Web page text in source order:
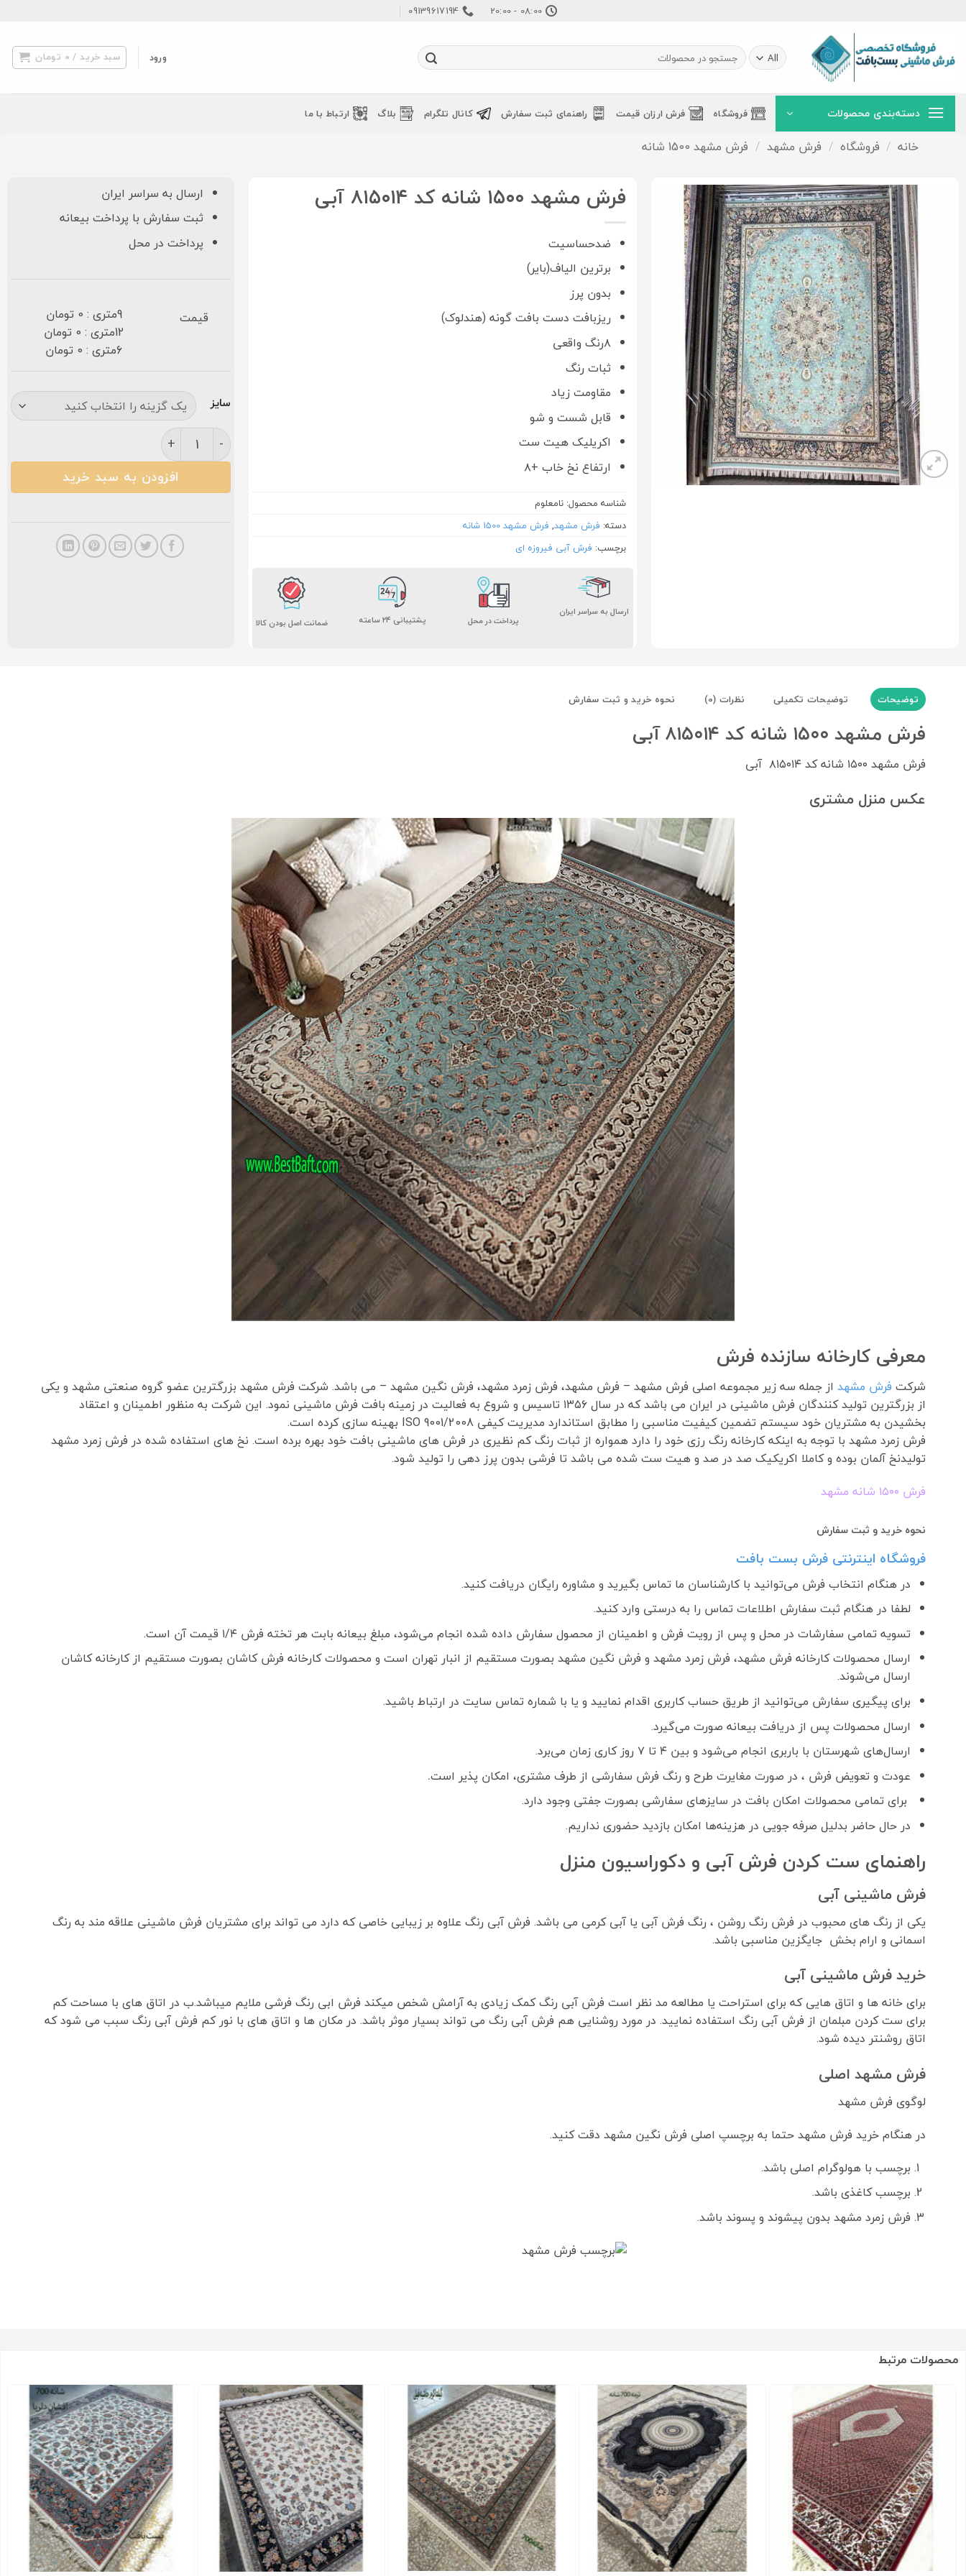
content
08:00 - 20:00
09139617194
جستجو
برای:
ورود سبد خرید / 0 تومان
دسته‌بندی محصولات فروشگاه فرش ارزان قیمت راهنمای ثبت سفارش کانال تلگرام بلاگ ارتباط با ما
خانه / فروشگاه / فرش مشهد / فرش مشهد 1500 شانه
فرش مشهد ۱۵۰۰ شانه کد ۸۱۵۰۱۴ آبی
ضدحساسیت
برترین الیاف(بایر)
بدون پرز
ریزبافت دست بافت گونه (هندلوک)
۸رنگ واقعی
ثبات رنگ
مقاومت زیاد
قابل شست و شو
اکریلیک هیت ست
ارتفاع نخ خاب +۸
شناسه محصول: نامعلوم
دسته: فرش مشهد, فرش مشهد 1500 شانه
برچسب: فرش آبی فیروزه ای
ارسال به سراسر ایران
پرداخت در محل پشتیبانی ۲۴ ساعته ضمانت اصل بودن کالا
ارسال به سراسر ایران
ثبت سفارش با پرداخت بیعانه
پرداخت در محل
قیمت
9متری : 0 تومان
12متری : 0 تومان
6متری : 0 تومان
سایز
فرش مشهد ۱۵۰۰ شانه کد ۸۱۵۰۱۴ آبی عدد
افزودن به سبد خرید
توضیحات توضیحات تکمیلی نظرات (0) نحوه خرید و ثبت سفارش
فرش مشهد ۱۵۰۰ شانه کد ۸۱۵۰۱۴ آبی
فرش مشهد ۱۵۰۰ شانه کد ۸۱۵۰۱۴ آبی
عکس منزل مشتری
معرفی کارخانه سازنده فرش
شرکت فرش مشهد از جمله سه زیر مجموعه اصلی فرش مشهد – فرش مشهد، فرش زمرد مشهد، فرش نگین مشهد – می باشد. شرکت فرش مشهد بزرگترین عضو گروه صنعتی مشهد و یکی
از بزرگترین تولید کنندگان فرش ماشینی در ایران می باشد که در سال ۱۳۵۶ تاسیس و شروع به فعالیت در زمینه بافت فرش ماشینی نمود. این شرکت به منظور اطمینان و اعتقاد
بخشیدن به مشتریان خود سیستم تضمین کیفیت مناسبی را مطابق استاندارد مدیریت کیفی ISO 9001/2008 بهینه سازی کرده است.
فرش زمرد مشهد با توجه به اینکه کارخانه رنگ رزی خود را دارد همواره از ثبات رنگ کم نظیری در فرش های ماشینی بافت خود بهره برده است. نخ های استفاده شده در فرش زمرد مشهد
تولیدنخ آلمان بوده و کاملا اکریکیک صد در صد و هیت ست شده می باشد تا فرشی بدون پرز دهی را تولید شود.
فرش ١۵٠٠ شانه مشهد
نحوه خرید و ثبت سفارش
فروشگاه اینترنتی فرش بست بافت
در هنگام انتخاب فرش می‌توانید با کارشناسان ما تماس بگیرید و مشاوره رایگان دریافت کنید.
لطفا در هنگام ثبت سفارش اطلاعات تماس را به درستی وارد کنید.
تسویه تمامی سفارشات در محل و پس از رویت فرش و اطمینان از محصول سفارش داده شده انجام می‌شود، مبلغ بیعانه بابت هر تخته فرش ۱/۴ قیمت آن است.
ارسال محصولات کارخانه فرش مشهد، فرش زمرد مشهد و فرش نگین مشهد بصورت مستقیم از انبار تهران است و محصولات کارخانه فرش کاشان بصورت مستقیم از کارخانه کاشان
ارسال می‌شوند.
برای پیگیری سفارش می‌توانید از طریق حساب کاربری اقدام نمایید و یا با شماره تماس سایت در ارتباط باشید.
ارسال محصولات پس از دریافت بیعانه صورت می‌گیرد.
ارسال‌های شهرستان با باربری انجام می‌شود و بین ۴ تا ۷ روز کاری زمان می‌برد.
عودت و تعویض فرش ، در صورت مغایرت طرح و رنگ فرش سفارشی از طرف مشتری، امکان پذیر است.
برای تمامی محصولات امکان بافت در سایزهای سفارشی بصورت جفتی وجود دارد.
در حال حاضر بدلیل صرفه جویی در هزینه‌ها امکان بازدید حضوری نداریم.
راهنمای ست کردن فرش آبی و دکوراسیون منزل
فرش ماشینی آبی
یکی از رنگ های محبوب در فرش رنگ روشن ، رنگ فرش آبی یا آبی کرمی می باشد. فرش آبی رنگ علاوه بر زیبایی خاصی که دارد می تواند برای مشتریان فرش ماشینی علاقه مند به رنگ
اسمانی و ارام بخش جایگزین مناسبی باشد.
خرید فرش ماشینی آبی
برای خانه ها و اتاق هایی که برای استراحت یا مطالعه مد نظر است فرش آبی رنگ کمک زیادی به آرامش شخص میکند فرش ابی رنگ فرشی ملایم میباشد.ب در اتاق های با مساحت کم
برای ست کردن مبلمان از فرش آبی رنگ استفاده نمایید. در مورد روشنایی هم فرش آبی رنگ می تواند بسیار موثر باشد. در مکان ها و اتاق های با نور کم فرش آبی رنگ سبب می شود که
اتاق روشنتر دیده شود.
فرش مشهد اصلی
لوگوی فرش مشهد
در هنگام خرید فرش مشهد حتما به برچسپ اصلی فرش نگین مشهد دقت کنید.
برچسب با هولوگرام اصلی باشد.
برچسب کاغذی باشد.
فرش زمرد مشهد بدون پیشوند و پسوند باشد.
محصولات مرتبط